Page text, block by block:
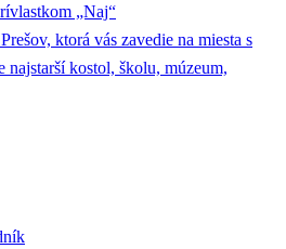
„Naj“
ktorá vás zavedie na miesta s
najstarší kostol, školu, múzeum,